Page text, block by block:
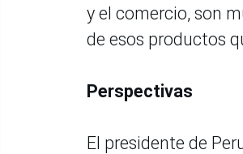
y el comercio, son
de esos productos
Perspectivas
El presidente de